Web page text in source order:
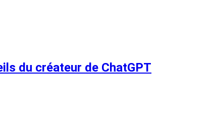
du créateur de ChatGPT